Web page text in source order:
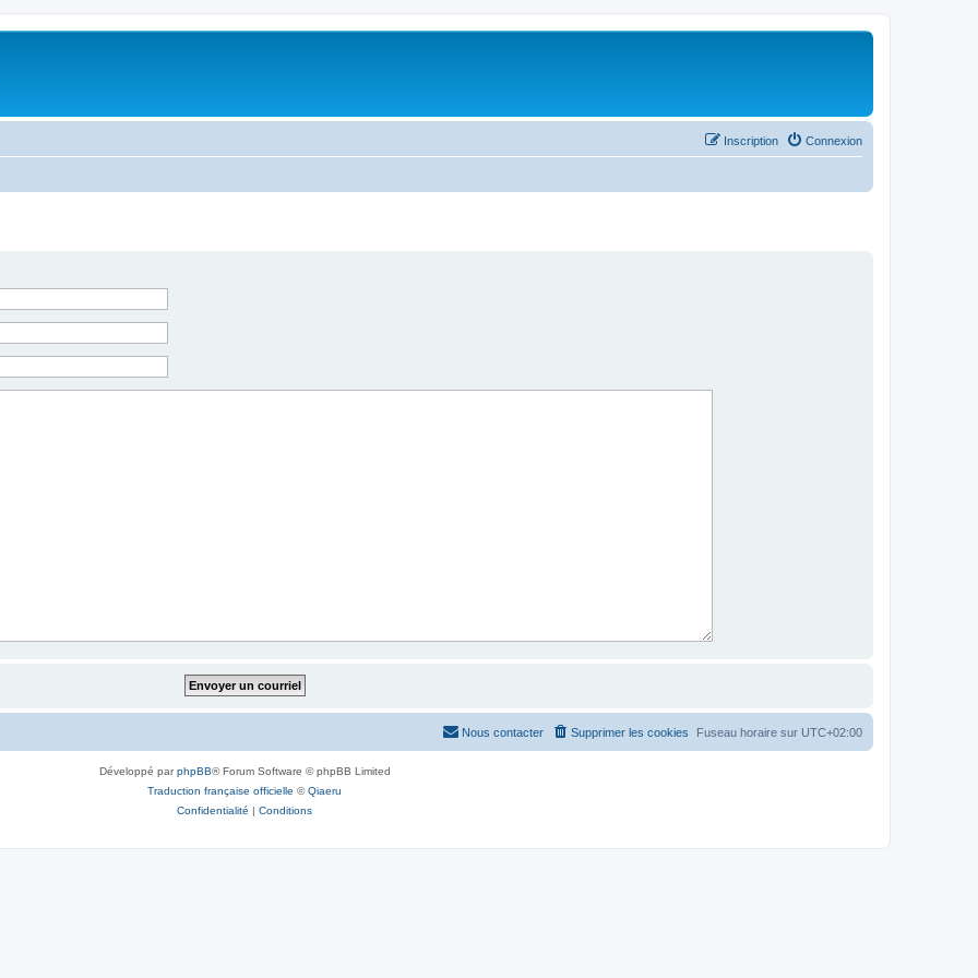
Connexion
Inscription
Fuseau horaire sur UTC+02:00
Supprimer les cookies
Nous contacter
Développé parphpBB® Forum Software © phpBB Limited
Traduction française officielle ©Qiaeru
Confidentialité | Conditions